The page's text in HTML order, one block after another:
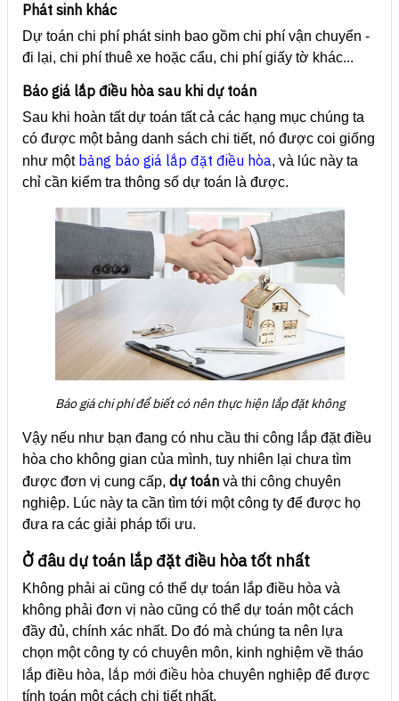
Phát sinh khác
Dự toán chi phí phát sinh bao gồm chi phí vận chuyển -
đi lại, chi phí thuê xe hoặc cẩu, chi phí giấy tờ khác...
Báo giá lắp điều hòa sau khi dự toán
Sau khi hoàn tất dự toán tất cả các hạng mục chúng ta
có được một bảng danh sách chi tiết, nó được coi giống
như một bảng báo giá lắp đặt điều hòa, và lúc này ta
chỉ cần kiểm tra thông số dự toán là được.
Báo giá chi phí để biết có nên thực hiện lắp đặt không
Vậy nếu như bạn đang có nhu cầu thi công lắp đặt điều
hòa cho không gian của mình, tuy nhiên lại chưa tìm
được đơn vị cung cấp, dự toán và thi công chuyên
nghiệp. Lúc này ta cần tìm tới một công ty để được họ
đưa ra các giải pháp tối ưu.
Ở đâu dự toán lắp đặt điều hòa tốt nhất
Không phải ai cũng có thể dự toán lắp điều hòa và
không phải đơn vị nào cũng có thể dự toán một cách
đầy đủ, chính xác nhất. Do đó mà chúng ta nên lựa
chọn một công ty có chuyên môn, kinh nghiệm về tháo
lắp điều hòa, lắp mới điều hòa chuyên nghiệp để được
tính toán một cách chi tiết nhất.